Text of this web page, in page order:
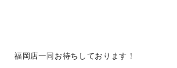
福岡店一同お待ちしております！